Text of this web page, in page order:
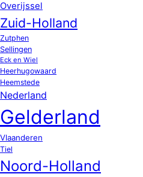
Overijssel
Zuid-Holland
Zutphen
Sellingen
Eck en Wiel
Heerhugowaard
Heemstede
Nederland
Gelderland
Vlaanderen
Tiel
Noord-Holland